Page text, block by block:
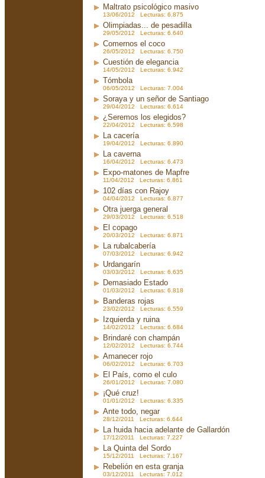
Maltrato psicológico masivo
13/06/2012 Lecturas: 6.875
Olimpiadas... de pesadilla
29/05/2012 Lecturas: 6.640
Comernos el coco
26/05/2012 Lecturas: 6.750
Cuestión de elegancia
14/05/2012 Lecturas: 6.942
Tómbola
06/05/2012 Lecturas: 7.004
Soraya y un señor de Santiago
29/04/2012 Lecturas: 6.614
¿Seremos los elegidos?
22/04/2012 Lecturas: 6.598
La cacería
19/04/2012 Lecturas: 6.890
La caverna
16/04/2012 Lecturas: 6.473
Expo-matones de Mapfre
11/04/2012 Lecturas: 6.861
102 días con Rajoy
04/04/2012 Lecturas: 6.877
Otra juerga general
29/03/2012 Lecturas: 6.518
El copago
20/03/2012 Lecturas: 6.871
La rubalcabería
07/03/2012 Lecturas: 6.942
Urdangarín
03/03/2012 Lecturas: 6.635
Demasiado Estado
01/03/2012 Lecturas: 6.818
Banderas rojas
23/02/2012 Lecturas: 6.559
Izquierda y ruina
14/02/2012 Lecturas: 6.684
Brindaré con champán
12/02/2012 Lecturas: 6.744
Amanecer rojo
06/02/2012 Lecturas: 6.703
El País, como el culo
26/01/2012 Lecturas: 7.080
¡Qué cruz!
01/01/2012 Lecturas: 6.335
Ante todo, negar
28/12/2011 Lecturas: 6.644
La huida hacia adelante de Gallardón
17/12/2011 Lecturas: 7.227
La Quinta del Sordo
15/12/2011 Lecturas: 7.167
Rebelión en esta granja
03/12/2011 Lecturas: 7.012